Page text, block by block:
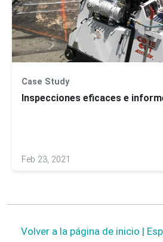
Case Study
Inspecciones eficaces e
Feb 23, 2021
Volver a la página de inicio |